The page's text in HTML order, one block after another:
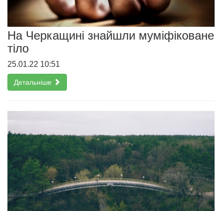
На Черкащині знайшли муміфіковане
тіло
25.01.22 10:51
Детальніше